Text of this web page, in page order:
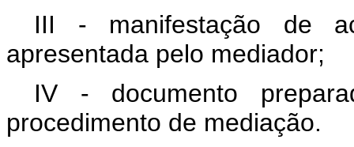
III - manifestação de
apresentada pelo mediador;
IV - documento
procedimento de mediação.